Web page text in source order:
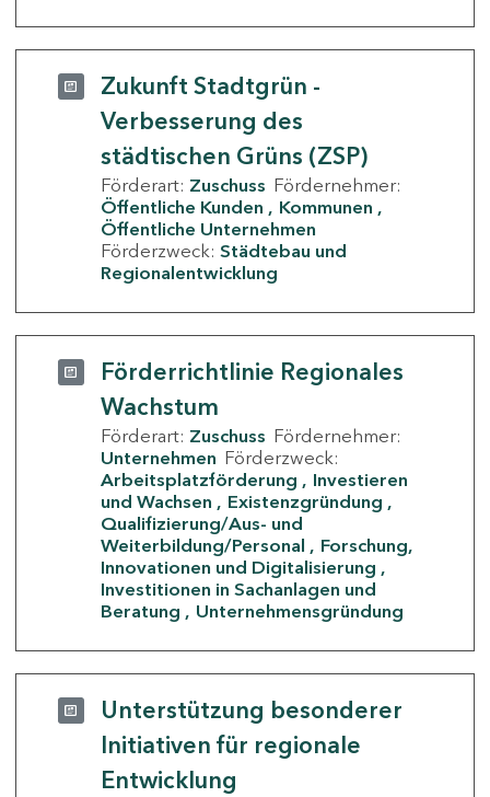
Zukunft Stadtgrün -
Verbesserung des
städtischen Grüns (ZSP)
Förderart: Zuschuss Fördernehmer:
Öffentliche Kunden
Kommunen
Öffentliche Unternehmen
Förderzweck: Städtebau und
Regionalentwicklung
Förderrichtlinie Regionales
Wachstum
Förderart: Zuschuss Fördernehmer:
Unternehmen Förderzweck:
Arbeitsplatzförderung
Investieren
und Wachsen
Existenzgründung
Qualifizierung/Aus- und
Weiterbildung/Personal
Forschung,
Innovationen und Digitalisierung
Investitionen in Sachanlagen und
Beratung
Unternehmensgründung
Unterstützung besonderer
Initiativen für regionale
Entwicklung